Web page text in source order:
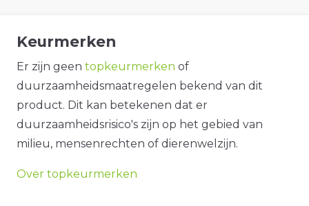
Keurmerken
Er zijn geen topkeurmerken of
duurzaamheidsmaatregelen bekend van dit
product. Dit kan betekenen dat er
duurzaamheidsrisico's zijn op het gebied van
milieu, mensenrechten of dierenwelzijn.
Over topkeurmerken